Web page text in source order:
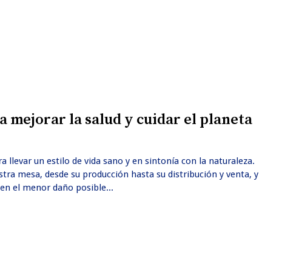
mejorar la salud y cuidar el planeta
un estilo de vida sano y en sintonía con la naturaleza.
mesa, desde su producción hasta su distribución y venta, y
el menor daño posible...